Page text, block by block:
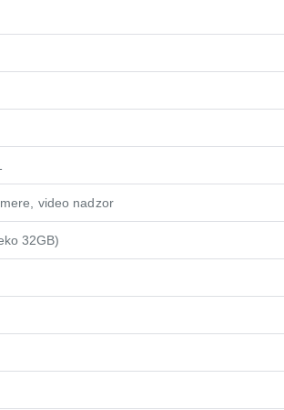
video nadzor
32GB)